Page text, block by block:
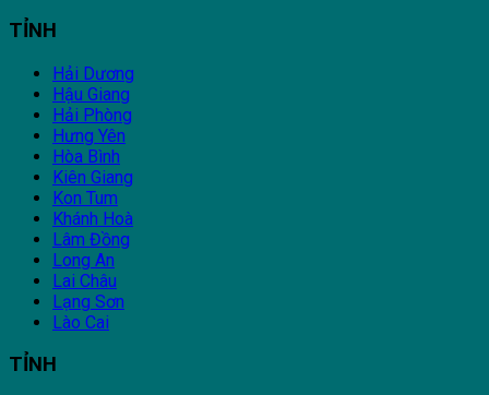
TỈNH
Hải Dương
Hậu Giang
Hải Phòng
Hưng Yên
Hòa Bình
Kiên Giang
Kon Tum
Khánh Hoà
Lâm Đồng
Long An
Lai Châu
Lạng Sơn
Lào Cai
TỈNH